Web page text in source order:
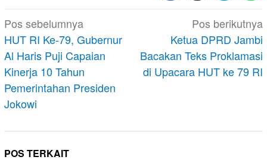
Navigasi
pos
Pos sebelumnya
HUT RI Ke-79, Gubernur
Al Haris Puji Capaian
Kinerja 10 Tahun
Pemerintahan Presiden
Jokowi
Pos berikutnya
Ketua DPRD Jambi
Bacakan Teks Proklamasi
di Upacara HUT ke 79 RI
POS TERKAIT